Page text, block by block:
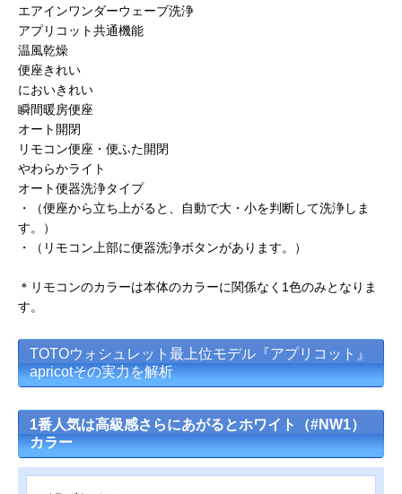
エアインワンダーウェーブ洗浄
アプリコット共通機能
温風乾燥
便座きれい
においきれい
瞬間暖房便座
オート開閉
リモコン便座・便ふた開閉
やわらかライト
オート便器洗浄タイプ
・（便座から立ち上がると、自動で大・小を判断して洗浄しま
す。）
・（リモコン上部に便器洗浄ボタンがあります。）
＊リモコンのカラーは本体のカラーに関係なく1色のみとなりま
す。
TOTOウォシュレット最上位モデル『アプリコット』
apricotその実力を解析
1番人気は高級感さらにあがるとホワイト（#NW1）
カラー